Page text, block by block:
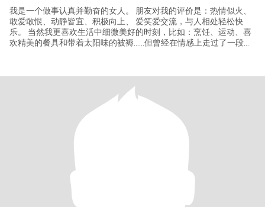
我是一个做事认真并勤奋的女人。 朋友对我的评价是：热情似火、
敢爱敢恨、动静皆宜、积极向上、 爱笑爱交流，与人相处轻松快
乐。 当然我更喜欢生活中细微美好的时刻，比如：烹饪、运动、喜
欢精美的餐具和带着太阳味的被褥……但曾经在情感上走过了一段弯
识我，你将是幸福的，因为我专情、顾家、包容、善解人意、对 生
活充满热情，有我，你的后半生比任何男人都会过得有尊严，这就